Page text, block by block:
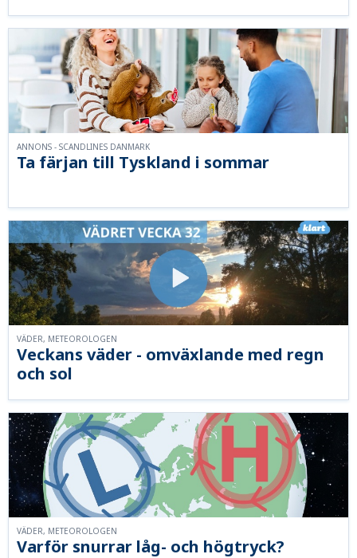
Ta färjan till Tyskland i sommar
ANNONS - SCANDLINES DANMARK
Veckans väder - omväxlande med regn
och sol
VÄDER, METEOROLOGEN
Varför snurrar låg- och högtryck?
VÄDER, METEOROLOGEN